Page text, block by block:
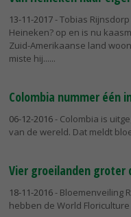
13-11-2017- Tobias
Heineken? op en is nu
Zuid-Amerikaanse land
miste hij...
Colombia nummer één
06-12-2016- Colombia is
van de wereld. Dat meldt
Vier groeilanden groter
18-11-2016- Bloemenveiling
hebben de World